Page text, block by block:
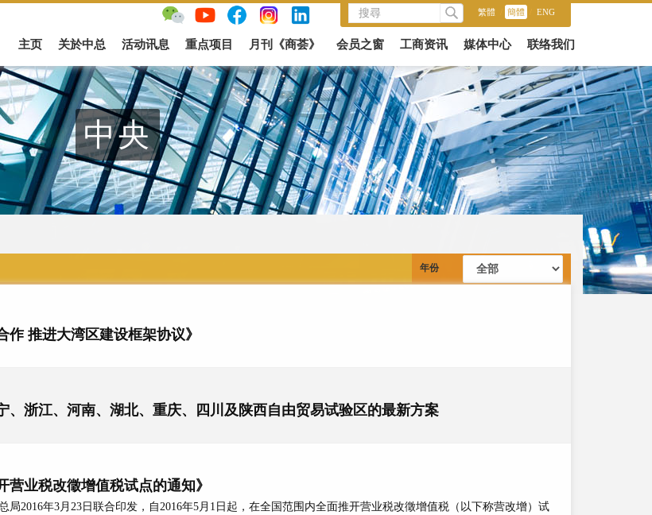
繁體 簡體 ENG
主页 关於中总 活动讯息 重点项目 月刊《商荟》 会员之窗 工商资讯 媒体中心 联络我们
中央
年份
作 推进大湾区建设框架协议》
、浙江、河南、湖北、重庆、四川及陕西自由贸易试验区的最新方案
营业税改徵增值税试点的通知》
局2016年3月23日联合印发，自2016年5月1日起，在全国范围内全面推开营业税改徵增值税（以下称营改增）试